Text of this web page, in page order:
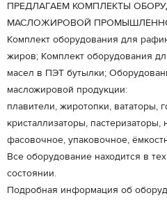
ПРЕДЛАГАЕМ КОМПЛЕКТЫ
МАСЛОЖИРОВОЙ
Комплект оборудования для
жиров; Комплект оборудования
масел в ПЭТ бутылки;
масложировой продукции:
плавители, жиротопки, вататоры,
кристаллизаторы, пастеризаторы,
фасовочное, упаковочное,
Все оборудование находится в
состоянии.
Подробная информация об